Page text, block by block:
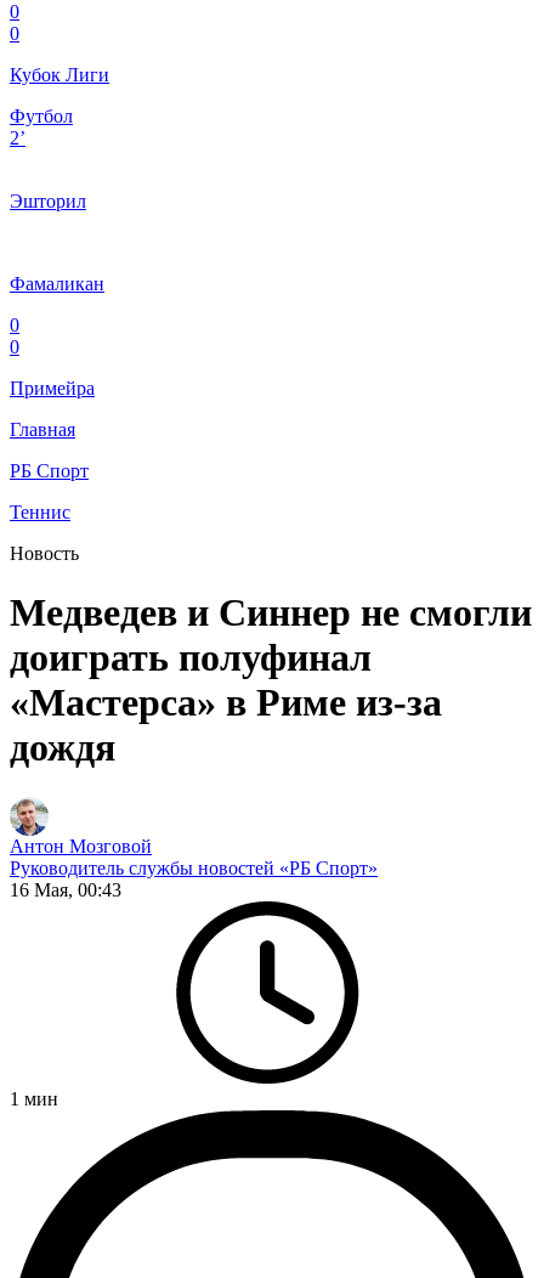
0
0
Кубок Лиги
Футбол
2’
Эшторил
Фамаликан
0
0
Примейра
Главная
РБ Спорт
Теннис
Новость
Медведев и Синнер не смогли
доиграть полуфинал
«Мастерса» в Риме из-за
дождя
Антон Мозговой
Руководитель службы новостей «РБ Спорт»
16 Мая, 00:43
1 мин